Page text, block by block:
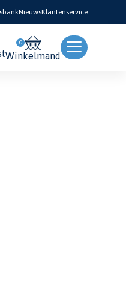
NieuwsKlantenservice
Winkelmand